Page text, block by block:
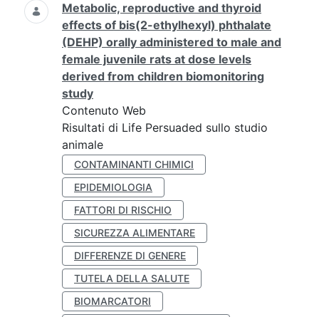
Metabolic, reproductive and thyroid
effects of bis(2-ethylhexyl) phthalate
(DEHP) orally administered to male and
female juvenile rats at dose levels
derived from children biomonitoring
study
Contenuto Web
Risultati di Life Persuaded sullo studio
animale
CONTAMINANTI CHIMICI
EPIDEMIOLOGIA
FATTORI DI RISCHIO
SICUREZZA ALIMENTARE
DIFFERENZE DI GENERE
TUTELA DELLA SALUTE
BIOMARCATORI